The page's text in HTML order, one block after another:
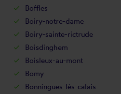
Boffles
Boiry-notre-dame
Boiry-sainte-rictrude
Boisdinghem
Boisleux-au-mont
Bomy
Bonningues-lès-calais